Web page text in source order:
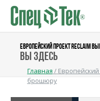
ЕВРОПЕЙСКИЙ ПРОЕКТ RECLAIM
Вы здесь
Главная / Европейский
брошюру